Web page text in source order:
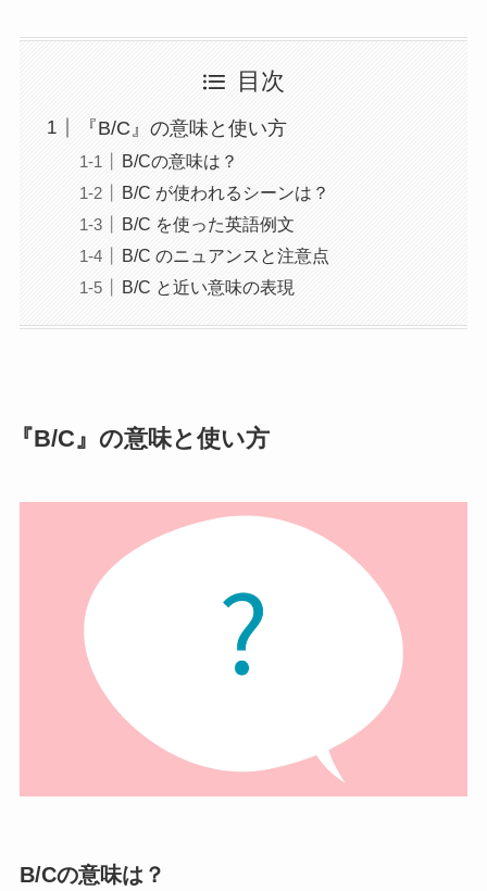
目次
『B/C』の意味と使い方
B/Cの意味は？
B/C が使われるシーンは？
B/C を使った英語例文
B/C のニュアンスと注意点
B/C と近い意味の表現
『B/C』の意味と使い方
B/Cの意味は？